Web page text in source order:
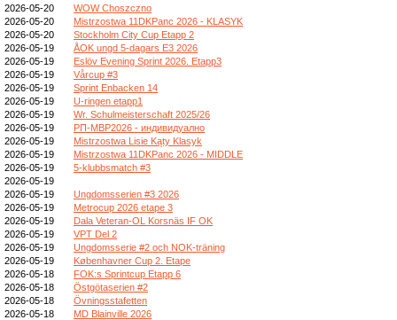
2026-05-20
WOW Choszczno
2026-05-20
Mistrzostwa 11DKPanc 2026 - KLASYK
2026-05-20
Stockholm City Cup Etapp 2
2026-05-19
ÅOK ungd 5-dagars E3 2026
2026-05-19
Eslöv Evening Sprint 2026. Etapp3
2026-05-19
Vårcup #3
2026-05-19
Sprint Enbacken 14
2026-05-19
U-ringen etapp1
2026-05-19
Wr. Schulmeisterschaft 2025/26
2026-05-19
РП-МВР2026 - индивидуално
2026-05-19
Mistrzostwa Lisie Kąty Klasyk
2026-05-19
Mistrzostwa 11DKPanc 2026 - MIDDLE
2026-05-19
5-klubbsmatch #3
2026-05-19
2026-05-19
Ungdomsserien #3 2026
2026-05-19
Metrocup 2026 etape 3
2026-05-19
Dala Veteran-OL Korsnäs IF OK
2026-05-19
VPT Del 2
2026-05-19
Ungdomsserie #2 och NOK-träning
2026-05-19
Københavner Cup 2. Etape
2026-05-18
FOK:s Sprintcup Etapp 6
2026-05-18
Östgötaserien #2
2026-05-18
Övningsstafetten
2026-05-18
MD Blainville 2026